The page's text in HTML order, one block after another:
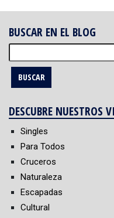
BUSCAR EN EL BLOG
DESCUBRE NUESTROS
Singles
Para Todos
Cruceros
Naturaleza
Escapadas
Cultural